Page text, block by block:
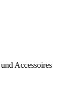
Accessoires